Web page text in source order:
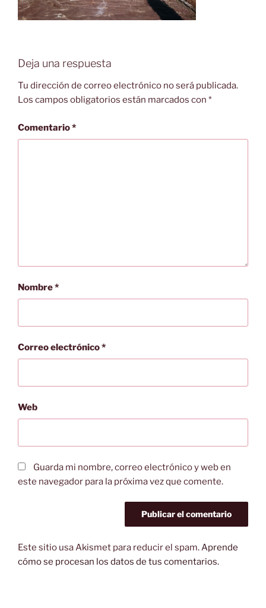
Deja una respuesta
Tu dirección de correo electrónico no será publicada.
Los campos obligatorios están marcados con *
Comentario*
Nombre*
Correo electrónico*
Web
Guarda mi nombre, correo electrónico y web en
este navegador para la próxima vez que comente.
Este sitio usa Akismet para reducir el spam.Aprende
cómo se procesan los datos de tus comentarios.